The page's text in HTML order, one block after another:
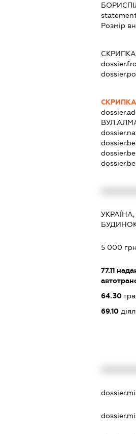
Розмір
БУДИНОК
5 000
77.11
64.30
69.10